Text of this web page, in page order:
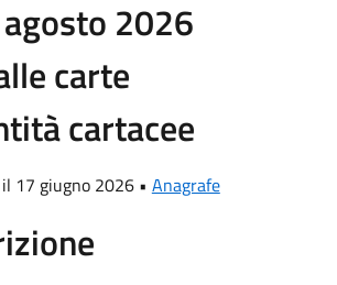
2026
carte
cartacee
17 giugno 2026 • Anagrafe